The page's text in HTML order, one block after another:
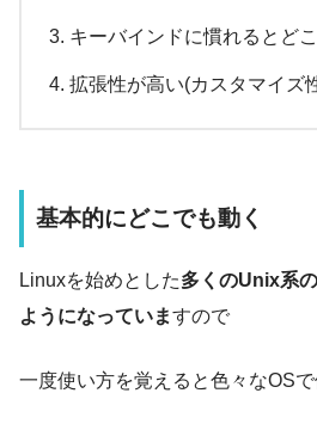
キーバインドに慣れるとど
拡張性が高い(カスタマイズ
基本的にどこでも動く
Linuxを始めとした多くのUnix系
ようになっていますので
一度使い方を覚えると色々なOSで